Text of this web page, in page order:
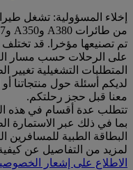
إخلاء المسؤولية: تشغل
تم تصنيعها مؤخرا. قد تختلف
على الرحلات حسب مسار
المتطلبات التشغيلية
لديكم أسئلة حول منتجاتنا
معنا قبل حجز رحلتكم.
تتطلب عدة أقسام في هذه
لمزيد من التفاصيل عن
الاطلاع على إشعار